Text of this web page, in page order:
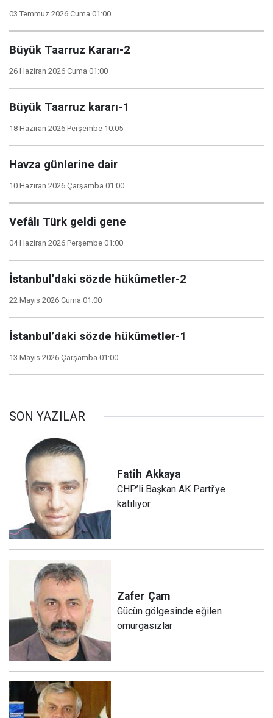
03 Temmuz 2026 Cuma 01:00
Büyük Taarruz Kararı-2
26 Haziran 2026 Cuma 01:00
Büyük Taarruz kararı-1
18 Haziran 2026 Perşembe 10:05
Havza günlerine dair
10 Haziran 2026 Çarşamba 01:00
Vefâlı Türk geldi gene
04 Haziran 2026 Perşembe 01:00
İstanbul’daki sözde hükûmetler-2
22 Mayıs 2026 Cuma 01:00
İstanbul’daki sözde hükûmetler-1
13 Mayıs 2026 Çarşamba 01:00
SON YAZILAR
Fatih Akkaya
CHP’li Başkan AK Parti’ye
katılıyor
Zafer Çam
Gücün gölgesinde eğilen
omurgasızlar